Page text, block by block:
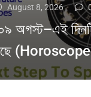
August 8, 2026
অগস্ট–এই